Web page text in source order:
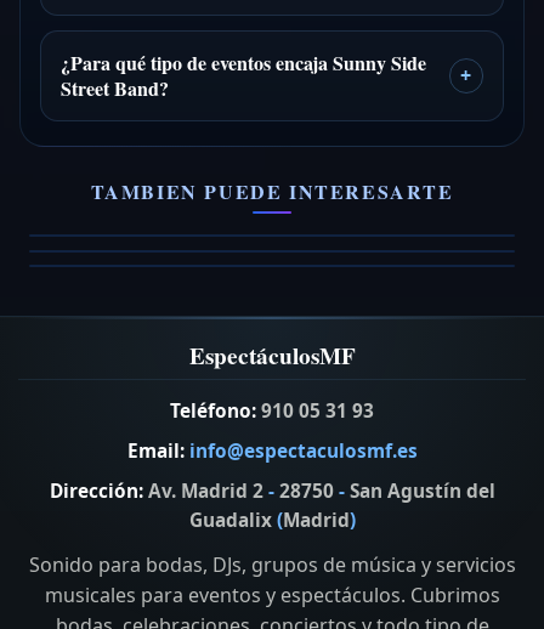
¿Para qué tipo de eventos encaja Sunny Side
Street Band?
+
TAMBIEN PUEDE INTERESARTE
Pink Valley
ElectroCharanga
Banda de fusión rock versión origin
VER FICHA →
EspectáculosMF
Teléfono:910 05 31 93
Email: info@espectaculosmf.es
Dirección:Av. Madrid 2-28750-San Agustín del
Guadalix(Madrid)
Sonido para bodas, DJs, grupos de música y servicios
musicales para eventos y espectáculos. Cubrimos